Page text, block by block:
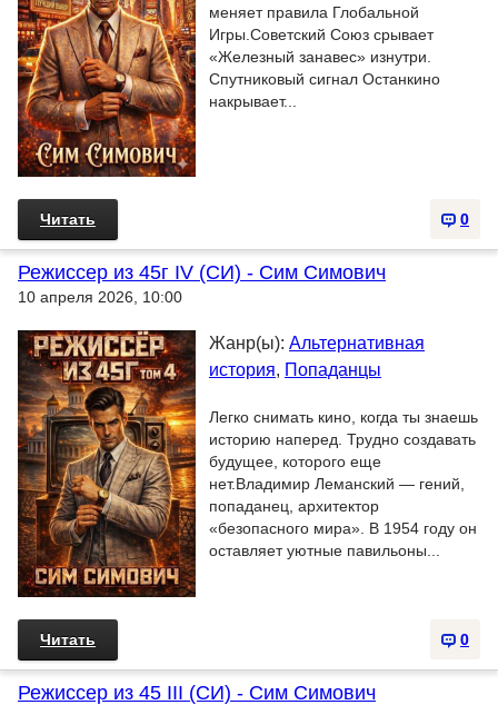
меняет правила Глобальной
Игры.Советский Союз срывает
«Железный занавес» изнутри.
Спутниковый сигнал Останкино
накрывает...
0
Читать
Режиссер из 45г IV (СИ) - Сим Симович
10 апреля 2026, 10:00
Жанр(ы): Альтернативная
история, Попаданцы
Легко снимать кино, когда ты знаешь
историю наперед. Трудно создавать
будущее, которого еще
нет.Владимир Леманский — гений,
попаданец, архитектор
«безопасного мира». В 1954 году он
оставляет уютные павильоны...
0
Читать
Режиссер из 45 III (СИ) - Сим Симович